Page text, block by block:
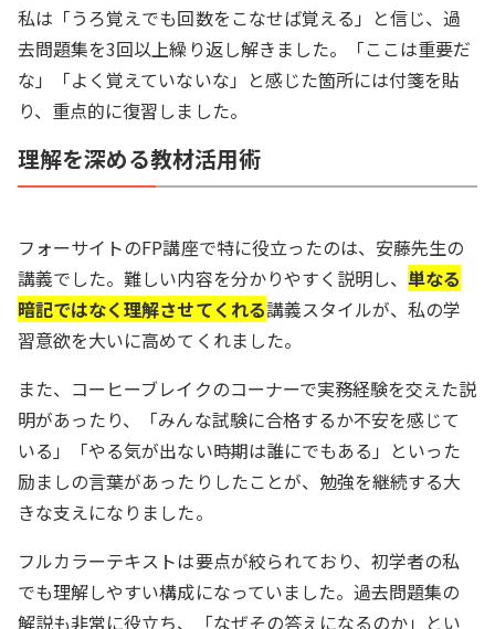
私は「うろ覚えでも回数をこなせば覚える」と信じ、過
去問題集を3回以上繰り返し解きました。「ここは重要だ
な」「よく覚えていないな」と感じた箇所には付箋を貼
り、重点的に復習しました。
理解を深める教材活用術
フォーサイトのFP講座で特に役立ったのは、安藤先生の
講義でした。難しい内容を分かりやすく説明し、単なる
暗記ではなく理解させてくれる講義スタイルが、私の学
習意欲を大いに高めてくれました。
また、コーヒーブレイクのコーナーで実務経験を交えた説
明があったり、「みんな試験に合格するか不安を感じて
いる」「やる気が出ない時期は誰にでもある」といった
励ましの言葉があったりしたことが、勉強を継続する大
きな支えになりました。
フルカラーテキストは要点が絞られており、初学者の私
でも理解しやすい構成になっていました。過去問題集の
解説も非常に役立ち、「なぜその答えになるのか」とい